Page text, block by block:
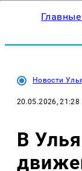
Новости
20.05.2026, 21:28
В